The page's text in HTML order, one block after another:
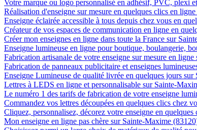
Votre marque ou logo personnalisé en adhésif, PVC, plexi
Réalisation d'enseigne sur mesure en quelques clics en
Enseigne éclairée accessible à tous depuis chez vous en
Créateur de vos espaces de communication en ligne en
Créer mon enseignes en ligne dans toute la France sur
Enseigne lumineuse en ligne pour boutique, boulangerie,
Fabrication artisanale de votre enseigne sur mesure en
Fabrication de panneaux publicitaire et enseignes
Enseigne Lumineuse de qualité livrée en quelques jours
Lettres à LEDS en ligne et personnalisable sur Sainte-
Le numéro 1 des tarifs de fabrication de votre enseigne
Commandez vos lettres découpées en quelques clics chez
Cliquez, personnalisez, décorez votre enseigne en
Mon enseigne en ligne pas chère sur Sainte-Maxime